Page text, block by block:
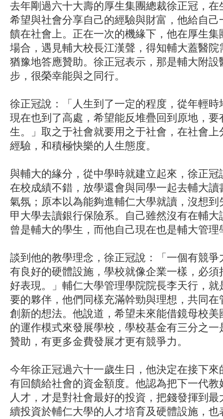
去年剛過六十大壽的厚生集團總裁徐正冠，在
希望與社會分享自己的經驗與財富，他給自己
饋在社會上。正在一次的機緣下，他在厚生集
場合，遇見輔大校長江漢聲，得知輔大蓋醫院
猶豫地答應贊助。徐正冠表示，那是輔大附設
步，很榮幸能與之同行。
徐正冠說：「人生到了一定的程度，從年輕時
現在也到了高處，希望能反堆疊回到原地，要
生。」取之于社會就要用之于社會，在社會上
經驗，和積極快樂的人生態度。
與輔大的緣分，從中學時就建立起來，徐正冠
在校成績不錯，放學還會與同學一起去輔大讀
氣氛；原本以為能夠進輔仁大學就讀，沒想到
甲大學去讀銀行保險系。自己雖然沒有在輔
曾是輔大的學生，而他自己現在也是輔大管理
談到他的教學理念，徐正冠說：「一個有競爭
有良好的硬體設施，學校就像企業一樣，必須
好表現。」輔仁大學管理學院院長李天行，就
要的夥伴，他們同樣充滿幹勁與理想，共同在
創新的想法。他說道，希望未來能借鏡母校美
的運作模式來發展學校，學校基金有三分之
贊助，有更多金費發展才更有競爭力。
今年徐正冠過六十一歲生日，他決定在接下來
有回饋給社會的資金額度。他認為把下一代教
人才，才是對社會最好的投資，把錢發揮到
續投資於輔仁大學的人才培育及硬體設施，也